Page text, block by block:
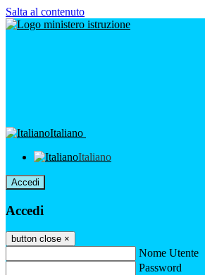
Salta al contenuto
Italiano
Italiano
Accedi
Accedi
button close ×
Nome Utente
Password